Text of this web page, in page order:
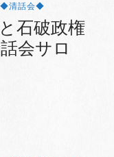
◆清話会◆
石破政権
会サロ